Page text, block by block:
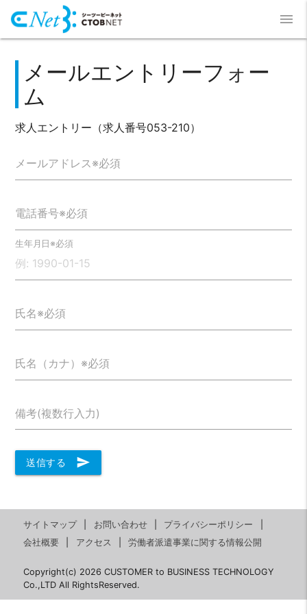
menu
メールエントリーフォー
ム
求人エントリー（求人番号053-210）
メールアドレス※必須
電話番号※必須
生年月日※必須
氏名※必須
氏名（カナ）※必須
備考(複数行入力)
送信する send
サイトマップ お問い合わせ
プライバシーポリシー
会社概要
アクセス 労働者派遣事業に関する情報公開
Copyright(c) 2026 CUSTOMER to BUSINESS TECHNOLOGY
Co.,LTD All RightsReserved.